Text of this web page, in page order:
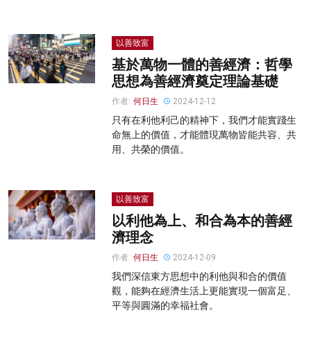
以善致富
基於萬物一體的善經濟：哲學
思想為善經濟奠定理論基礎
作者: 何日生 2024-12-12
只有在利他利己的精神下，我們才能實踐生
命無上的價值，才能體現萬物皆能共容、共
用、共榮的價值。
以善致富
以利他為上、和合為本的善經
濟理念
作者: 何日生 2024-12-09
我們深信東方思想中的利他與和合的價值
觀，能夠在經濟生活上更能實現一個富足、
平等與圓滿的幸福社會。